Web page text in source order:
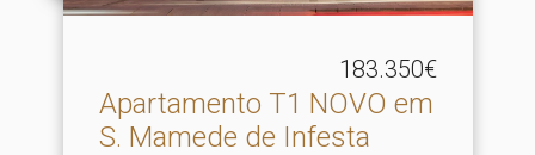
183.350€
Apartamento T1 NOVO em
S.​ Mamede de Infesta